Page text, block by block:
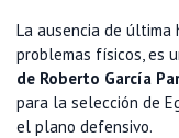
La ausencia de última
problemas físicos, es
de Roberto García
para la selección de
el plano defensivo.